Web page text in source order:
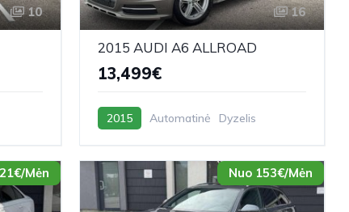
10 16
2015 AUDI A6 ALLROAD
13,499€
2015 Automatinė Dyzelis
Mėn Nuo 153€/Mėn